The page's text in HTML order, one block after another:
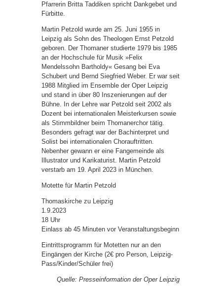
Pfarrerin Britta Taddiken spricht Dankgebet und
Fürbitte.
Martin Petzold wurde am 25. Juni 1955 in
Leipzig als Sohn des Theologen Ernst Petzold
geboren. Der Thomaner studierte 1979 bis 1985
an der Hochschule für Musik »Felix
Mendelssohn Bartholdy« Gesang bei Eva
Schubert und Bernd Siegfried Weber. Er war seit
1988 Mitglied im Ensemble der Oper Leipzig
und stand in über 80 Inszenierungen auf der
Bühne. In der Lehre war Petzold seit 2002 als
Dozent bei internationalen Meisterkursen sowie
als Stimmbildner beim Thomanerchor tätig.
Besonders gefragt war der Bachinterpret und
Solist bei internationalen Chorauftritten.
Nebenher gewann er eine Fangemeinde als
Illustrator und Karikaturist. Martin Petzold
verstarb am 19. April 2023 in München.
Motette für Martin Petzold
Thomaskirche zu Leipzig
1.9.2023
18 Uhr
Einlass ab 45 Minuten vor Veranstaltungsbeginn
Eintrittsprogramm für Motetten nur an den
Eingängen der Kirche (2€ pro Person, Leipzig-
Pass/Kinder/Schüler frei)
Quelle: Presseinformation der Oper Leipzig